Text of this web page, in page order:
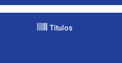
Títulos